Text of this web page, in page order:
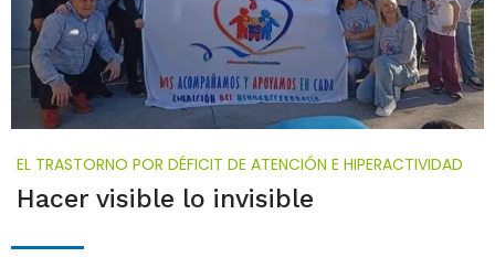
EL TRASTORNO POR DÉFICIT DE ATENCIÓN E HIPERACTIVIDAD
Hacer visible lo invisible